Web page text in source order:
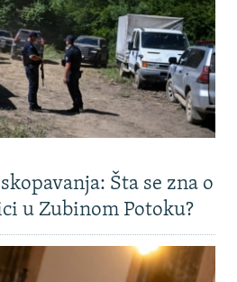
Šta se zna o
u Zubinom Potoku?